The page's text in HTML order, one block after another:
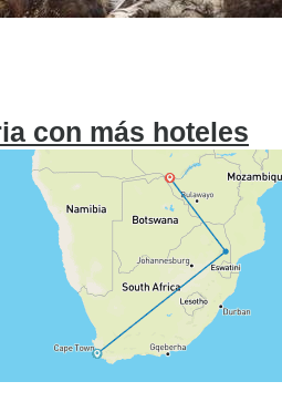
con más hoteles